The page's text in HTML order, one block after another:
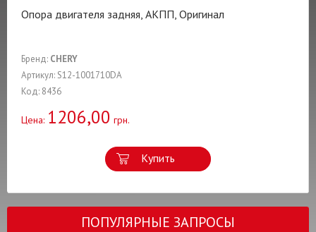
Опора двигателя задняя, АКПП, Оригинал
Бренд: CHERY
Артикул: S12-1001710DA
Код: 8436
Цена: 1206,00 грн.
Купить
ПОПУЛЯРНЫЕ ЗАПРОСЫ